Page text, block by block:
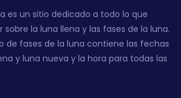
es un sitio dedicado a todo lo que
la luna llena y las fases de la luna.
de fases de la luna contiene las fechas
y luna nueva y la hora para todas las